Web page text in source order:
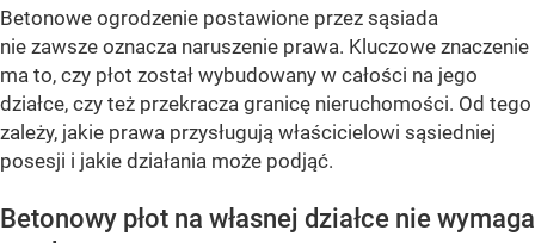
Betonowe ogrodzenie postawione przez sąsiada
nie zawsze oznacza naruszenie prawa. Kluczowe znaczenie
ma to, czy płot został wybudowany w całości na jego
działce, czy też przekracza granicę nieruchomości. Od tego
zależy, jakie prawa przysługują właścicielowi sąsiedniej
posesji i jakie działania może podjąć.
Betonowy płot na własnej działce nie wymaga